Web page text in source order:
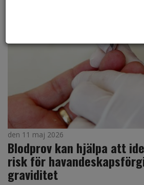
den 11 maj 2026
Blodprov kan hjälpa att
risk för
graviditet